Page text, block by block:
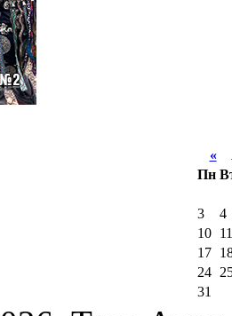
«
Пн
3
4
10
11
17
24
31